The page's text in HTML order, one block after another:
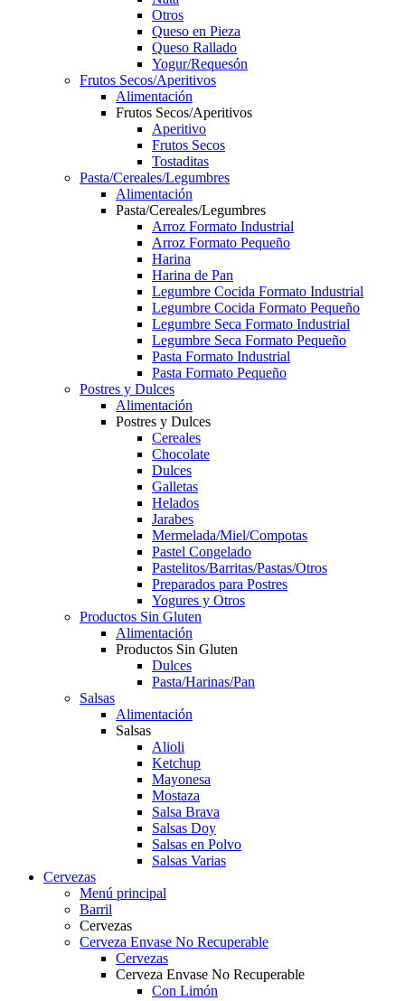
Otros
Queso en Pieza
Queso Rallado
Yogur/Requesón
Frutos Secos/Aperitivos
Alimentación
Frutos Secos/Aperitivos
Aperitivo
Frutos Secos
Tostaditas
Pasta/Cereales/Legumbres
Alimentación
Pasta/Cereales/Legumbres
Arroz Formato Industrial
Arroz Formato Pequeño
Harina
Harina de Pan
Legumbre Cocida Formato Industrial
Legumbre Cocida Formato Pequeño
Legumbre Seca Formato Industrial
Legumbre Seca Formato Pequeño
Pasta Formato Industrial
Pasta Formato Pequeño
Postres y Dulces
Alimentación
Postres y Dulces
Cereales
Chocolate
Dulces
Galletas
Helados
Jarabes
Mermelada/Miel/Compotas
Pastel Congelado
Pastelitos/Barritas/Pastas/Otros
Preparados para Postres
Yogures y Otros
Productos Sin Gluten
Alimentación
Productos Sin Gluten
Dulces
Pasta/Harinas/Pan
Salsas
Alimentación
Salsas
Alioli
Ketchup
Mayonesa
Mostaza
Salsa Brava
Salsas Doy
Salsas en Polvo
Salsas Varias
Cervezas
Menú principal
Barril
Cervezas
Cerveza Envase No Recuperable
Cervezas
Cerveza Envase No Recuperable
Con Limón